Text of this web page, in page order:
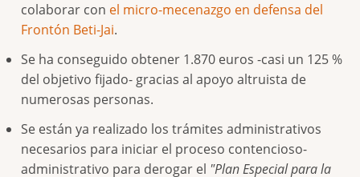
colaborar con el micro-mecenazgo en defensa del
Frontón Beti-Jai.
Se ha conseguido obtener 1.870 euros -casi un 125 %
del objetivo fijado- gracias al apoyo altruista de
numerosas personas.
Se están ya realizado los trámites administrativos
necesarios para iniciar el proceso contencioso-
administrativo para derogar el "Plan Especial para la